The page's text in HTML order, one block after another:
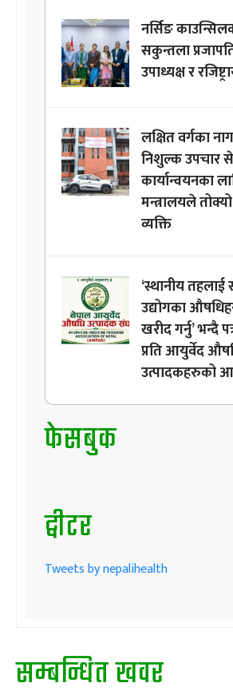
नर्सिङ
सकुन्तला
उपाध्यक्ष र
लक्षित वर्गका
निशुल्क उपचार
कार्यान्वयनका
मन्त्रालयले
व्यक्ति
‘स्थानीय तहलाई
उद्योगका
खरीद गर्नु’ भन्दै
प्रति आयुर्वेद
उत्पादकहरुको
फेसबुक
ट्वीटर
Tweets by nepalihealth
सम्बन्धित खवर